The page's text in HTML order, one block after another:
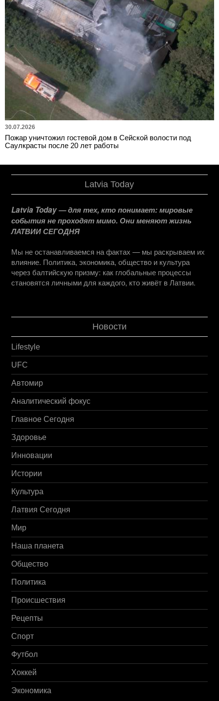
30.07.2026
Пожар уничтожил гостевой дом в Сейской волости под
Саулкрасты после 20 лет работы
Latvia Today
Latvia Today — для тех, кто понимает: мировые
события не проходят мимо. Они меняют жизнь
ЛАТВИИ СЕГОДНЯ
Мы не останавливаемся на фактах — мы раскрываем их
влияние. Политика, экономика, общество и культура
через балтийскую призму: как глобальные процессы
становятся личными для каждого, кто живёт в Латвии.
Новости
Lifestyle
UFC
Автомир
Аналитический фокус
Главное Сегодня
Здоровье
Инновации
Истории
Культура
Латвия Сегодня
Мир
Наша планета
Общество
Политика
Происшествия
Рецепты
Спорт
Футбол
Хоккей
Экономика